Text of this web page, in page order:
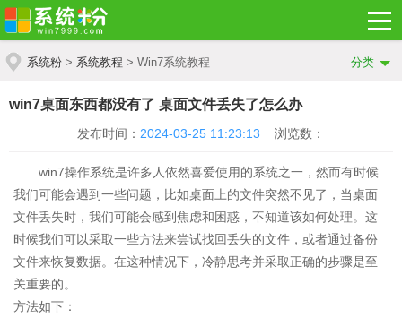
系统粉 > 系统教程 > Win7系统教程 分类
win7桌面东西都没有了 桌面文件丢失了怎么办
发布时间： 2024-03-25 11:23:13 浏览数：
win7操作系统是许多人依然喜爱使用的系统之一，然而有时候
我们可能会遇到一些问题，比如桌面上的文件突然不见了，当桌面
文件丢失时，我们可能会感到焦虑和困惑，不知道该如何处理。这
时候我们可以采取一些方法来尝试找回丢失的文件，或者通过备份
文件来恢复数据。在这种情况下，冷静思考并采取正确的步骤是至
关重要的。
方法如下：